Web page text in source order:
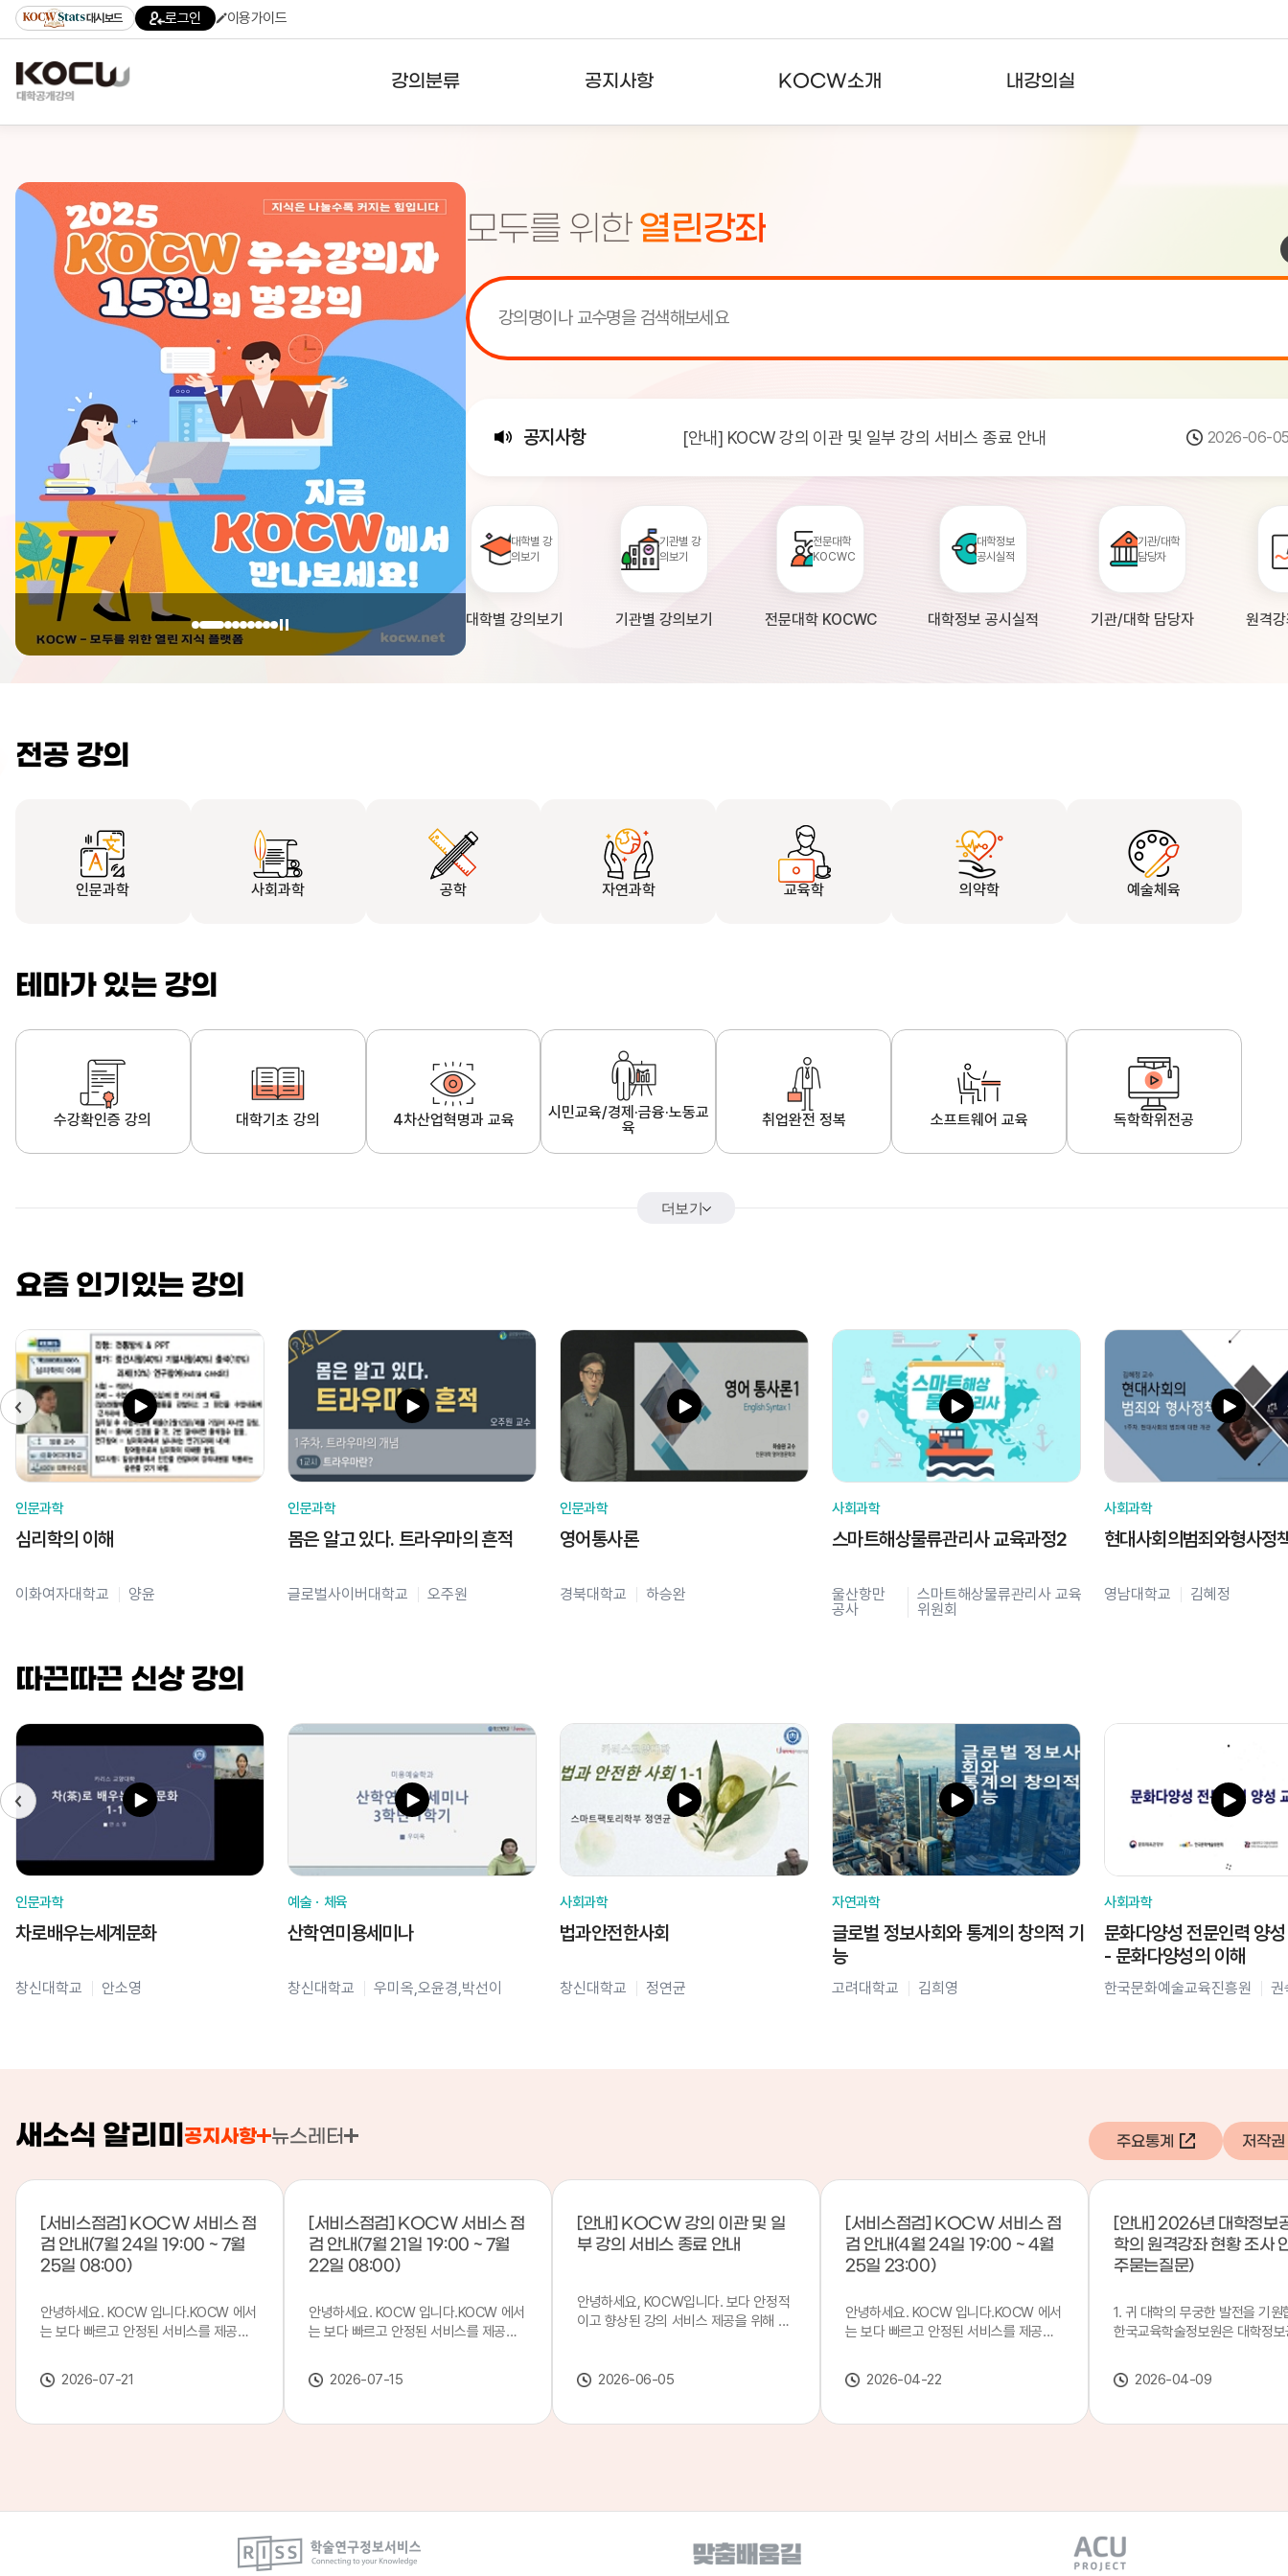
대시보드 로그인 이용가이드
강의분류
기관강의
테마강의
공지사항
주요통계현황
KOCW소개 내강의실
모두를 위한 열린강좌
공지사항 [안내] KOCW 강의 이관 및 일부 강의 서비스 종료 안내 2026-06-
[서비스점검] KOCW 서비스 점검 안내(4월 24일 19:00 ~ 4월...
대학별 강
의보기
대학별 강의보기
기관별 강
의보기
기관별 강의보기
전문대학
KOCWC
전문대학 KOCWC
대학정보
공시실적
대학정보 공시실적
기관/대학
담당자
기관/대학 담당자 원격
전공 강의
인문과학 사회과학 공학 자연과학 교육학 의약학 예술체육
테마가 있는 강의
수강확인증 강의 대학기초 강의 4차산업혁명과 교육
시민교육/경제·금융·노동교
육
취업완전 정복 소프트웨어 교육 독학학위전공
더보기
요즘 인기있는 강의
인문과학
심리학의 이해
이화여자대학교 양윤
인문과학
몸은 알고 있다. 트라우마의 흔적
글로벌사이버대학교 오주원
인문과학
영어통사론
경북대학교 하승완
사회과학
스마트해상물류관리사 교육과정2
울산항만
공사
스마트해상물류관리사 교육
위원회
사회과학
현대사회의범죄와형사정
영남대학교 김혜정
따끈따끈 신상 강의
인문과학
차로배우는세계문화
창신대학교 안소영
예술ㆍ체육
산학연미용세미나
창신대학교 우미옥,오윤경,박선이
사회과학
법과안전한사회
창신대학교 정연균
자연과학
글로벌 정보사회와 통계의 창의적 기
능
고려대학교 김희영
사회과학
문화다양성 전문인력 양
- 문화다양성의 이해
한국문화예술교육진흥원 권
새소식 알리미 공지사항 뉴스레터
[서비스점검] KOCW 서비스 점
검 안내(7월 24일 19:00 ~ 7월
25일 08:00)
안녕하세요. KOCW 입니다.KOCW 에서
는 보다 빠르고 안정된 서비스를 제공하
합니다.※ 서비스 점검 작업 일시 : 7월
24일(금) 19:00 ~ 7월 25일(토) 08:00
안 서비스가 일시 중지될 수 있으니, 이
2026-07-21
[서비스점검] KOCW 서비스 점
검 안내(7월 21일 19:00 ~ 7월
22일 08:00)
안녕하세요. KOCW 입니다.KOCW 에서
는 보다 빠르고 안정된 서비스를 제공하
합니다.※ 서비스 점검 작업 일시 : 7월 21
일(화) 19:00 ~ 7월 22일(수) 08:00이
서비스가일시 중지될 수 있으니, 이 점 양
2026-07-15
[안내] KOCW 강의 이관 및 일
부 강의 서비스 종료 안내
안녕하세요, KOCW입니다. 보다 안정적
이고 향상된 강의 서비스 제공을 위해 강
스가 종료될 예정이오니, 이용에 참고하
종료 강의 안내 이관 작업으로 인해 일부
었습니다. 서비스 종료 강의 목록은 아래
링크에서 확인하실 수 있습니다. → 서비
2026-06-05
[서비스점검] KOCW 서비스 점
검 안내(4월 24일 19:00 ~ 4월
25일 23:00)
안녕하세요. KOCW 입니다.KOCW 에서
는 보다 빠르고 안정된 서비스를 제공하
합니다.※ 서비스 점검 작업 일시 : 4월
24일(금) 19:00 ~ 4월 25일(토) 23:00
안 일시중지될 예정이오니, 이 점 양해하
2026-04-22
[안내] 2026년 대학정보
학의 원격강좌 현황 조사
주묻는질문)
1. 귀 대학의 무궁한 발전을 기원
한국교육학술정보원은 대학정
본 조사는 2025. 3. 1~2026. 2.
에 운영된 원격강좌(이러닝) 현
강좌(12-바)'에 데이터를 연계할
인시 캠퍼스인 경우 해당 캠퍼스
있는 기관명을 선택하시면 됩니
2026-04-09
주요통계 저작